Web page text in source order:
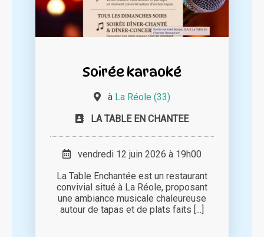
Soirée karaoké
à La Réole (33)
LA TABLE EN CHANTEE
vendredi 12 juin 2026 à 19h00
La Table Enchantée est un restaurant
convivial situé à La Réole, proposant
une ambiance musicale chaleureuse
autour de tapas et de plats faits [...]